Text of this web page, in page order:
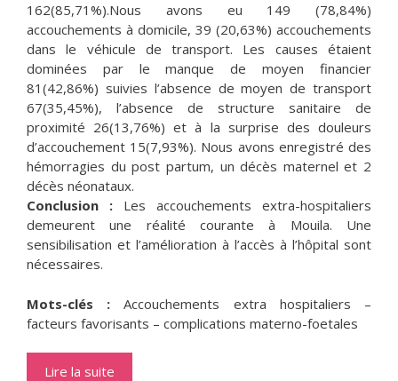
162(85,71%).Nous avons eu 149 (78,84%)
accouchements à domicile, 39 (20,63%) accouchements
dans le véhicule de transport. Les causes étaient
dominées par le manque de moyen financier
81(42,86%) suivies l’absence de moyen de transport
67(35,45%), l’absence de structure sanitaire de
proximité 26(13,76%) et à la surprise des douleurs
d’accouchement 15(7,93%). Nous avons enregistré des
hémorragies du post partum, un décès maternel et 2
décès néonataux.
Conclusion : Les accouchements extra-hospitaliers
demeurent une réalité courante à Mouila. Une
sensibilisation et l’amélioration à l’accès à l’hôpital sont
nécessaires.
Mots-clés : Accouchements extra hospitaliers –
facteurs favorisants – complications materno-foetales
Lire la suite